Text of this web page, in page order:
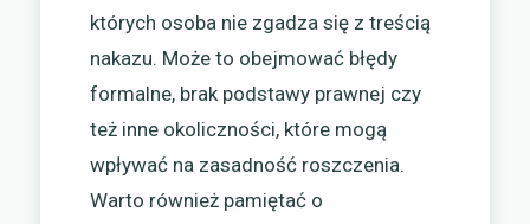
których osoba nie zgadza się z treścią
nakazu. Może to obejmować błędy
formalne, brak podstawy prawnej czy
też inne okoliczności, które mogą
wpływać na zasadność roszczenia.
Warto również pamiętać o